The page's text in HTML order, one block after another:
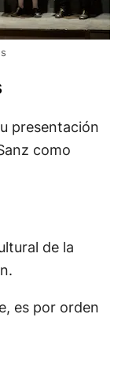
presentación
como
de la
es por orden